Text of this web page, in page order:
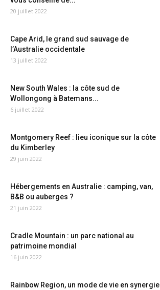
20 juillet 2022
Cape Arid, le grand sud sauvage de
l’Australie occidentale
13 juillet 2022
New South Wales : la côte sud de
Wollongong à Batemans...
6 juillet 2022
Montgomery Reef : lieu iconique sur la côte
du Kimberley
29 juin 2022
Hébergements en Australie : camping, van,
B&B ou auberges ?
21 juin 2022
Cradle Mountain : un parc national au
patrimoine mondial
16 juin 2022
Rainbow Region, un mode de vie en synergie